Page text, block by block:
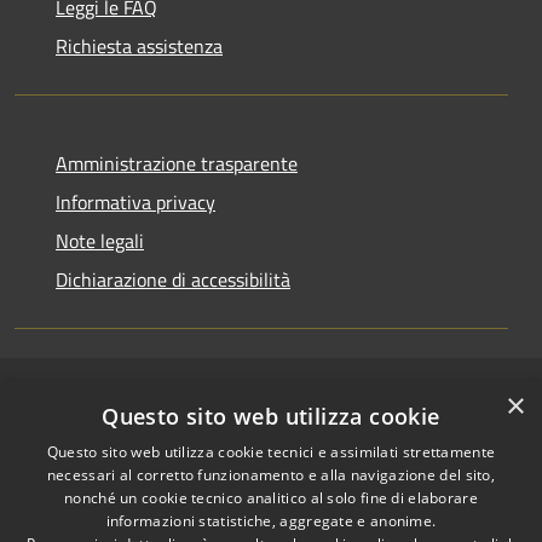
Leggi le FAQ
Richiesta assistenza
Amministrazione trasparente
Informativa privacy
Note legali
Dichiarazione di accessibilità
Accessibilità
Privacy
Cookie
Mappa del sito
Copyright © 2026 • Comune di
Riccione • Powered by
Municipium•Accesso
redazione
×
Questo sito web utilizza cookie
Questo sito web utilizza cookie tecnici e assimilati strettamente
necessari al corretto funzionamento e alla navigazione del sito,
nonché un cookie tecnico analitico al solo fine di elaborare
informazioni statistiche, aggregate e anonime.